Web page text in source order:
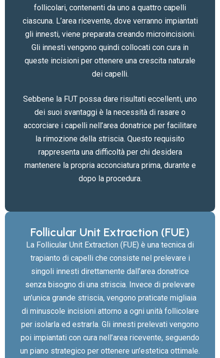
follicolari, contenenti da uno a quattro capelli
ciascuna. L’area ricevente, dove verranno impiantati
gli innesti, viene preparata creando microincisioni.
Gli innesti vengono quindi collocati con cura in
queste incisioni per ottenere una crescita naturale
dei capelli.
Sebbene la FUT possa dare risultati eccellenti, uno
dei suoi svantaggi è la necessità di rasare o
accorciare i capelli nell’area donatrice per facilitare
la rimozione della striscia. Questo requisito
rappresenta una difficoltà per chi desidera
mantenere la propria acconciatura prima, durante e
dopo la procedura.
Follicular Unit Extraction (FUE)
La Follicular Unit Extraction (FUE) è una tecnica di
trapianto di capelli che consiste nel prelevare i
singoli innesti direttamente dall’area donatrice
senza bisogno di una striscia. Invece di prelevare
un’unica grande striscia, vengono praticate migliaia
di minuscole incisioni attorno a ogni unità follicolare
per isolarla ed estrarla. Gli innesti prelevati vengono
poi impiantati con cura nell’area ricevente, seguendo
un piano strategico per ottenere un’estetica ottimale.